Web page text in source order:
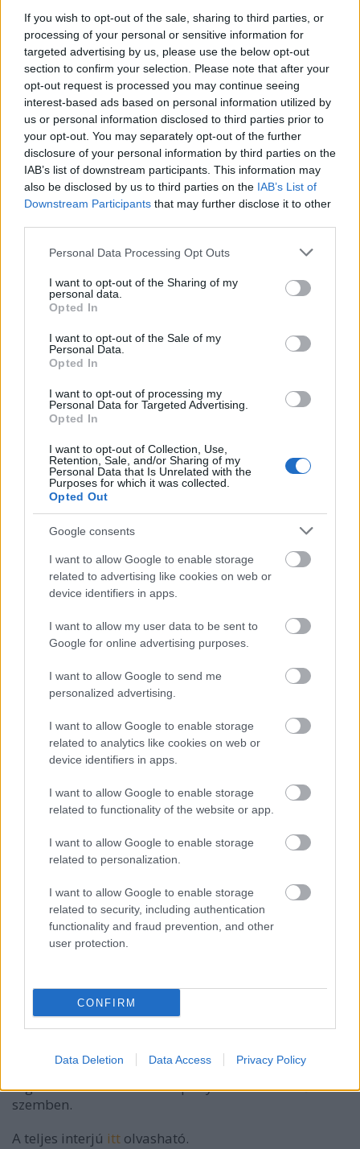
If you wish to opt-out of the sale, sharing to third parties, or
processing of your personal or sensitive information for
targeted advertising by us, please use the below opt-out
section to confirm your selection. Please note that after your
opt-out request is processed you may continue seeing
interest-based ads based on personal information utilized by
us or personal information disclosed to third parties prior to
your opt-out. You may separately opt-out of the further
disclosure of your personal information by third parties on the
IAB’s list of downstream participants. This information may
also be disclosed by us to third parties on the IAB’s List of
Downstream Participants that may further disclose it to other
Please note that this website/app uses one or more Google
not limited to your visit or usage behaviour. You may click to
grant or deny consent to Google and its third-party tags to
use your data for below specified purposes in below Google
consent section.
Personal Data Processing Opt Outs
I want to opt-out of the Sharing of my
personal data.
Opted In
I want to opt-out of the Sale of my
Personal Data.
Opted In
I want to opt-out of processing my
Personal Data for Targeted Advertising.
Opted In
I want to opt-out of Collection, Use,
Retention, Sale, and/or Sharing of my
Personal Data that Is Unrelated with the
Purposes for which it was collected.
Opted Out
Google consents
I want to allow Google to enable storage
related to advertising like cookies on web or
device identifiers in apps.
I want to allow my user data to be sent to
Google for online advertising purposes.
I want to allow Google to send me
personalized advertising.
I want to allow Google to enable storage
related to analytics like cookies on web or
device identifiers in apps.
I want to allow Google to enable storage
related to functionality of the website or app.
I want to allow Google to enable storage
related to personalization.
I want to allow Google to enable storage
related to security, including authentication
functionality and fraud prevention, and other
user protection.
CONFIRM
Data Deletion Data Access Privacy Policy
bennem valami áldozati jelleg, nem tudom ” – véli.
Gryllus Dorka a Frida imázsképén (fotó: Dömölky
Dániel)
kampány kapcsán jónak tartja, hogy a nők
helyzetének a kérdése napirendre került. „
lássuk: még mindig többet keresnek, több szerepet
kapnak a férfi sztárok. Sokkal több a férfi rendező a
emancipációt, de még mindig nagyon messze vagyunk
az egyenlőségtől” – mondja.
Úgy tapasztalja, hogy „
a férfiak részéről, főleg idősebbektől. A tipikus hang: „jól
van most már, kislányok, álljatok le.” De nem fog ártani,
ha azért a lelkük mélyén ők is elgondolkoznak ”.
Németországban a szakma és a nők másképpen
esik arról, hogy legyen ugyanannyi női rendező, mint
férfi, akár kvóta alapján, irányítottan. A nők is sokkal
ne vedd már ezt olyan komolyan” odavetése után a nő
inkább nevet egyet, csak hogy ne legyen konfliktus. A
össze a kétféle szemléletet.
Az interjúból az is megtudható, hogyan látja filmbeli
karakterét a színésznő, milyen gyakran utasít vissza
forgatókönyveket, és mit gondol arról, hogy több
ismert színésznő, rendezőnő is kritikusan
fogalmazott a MeToo kampány során kiálló nőkkel
szemben.
A teljes interjú itt olvasható.